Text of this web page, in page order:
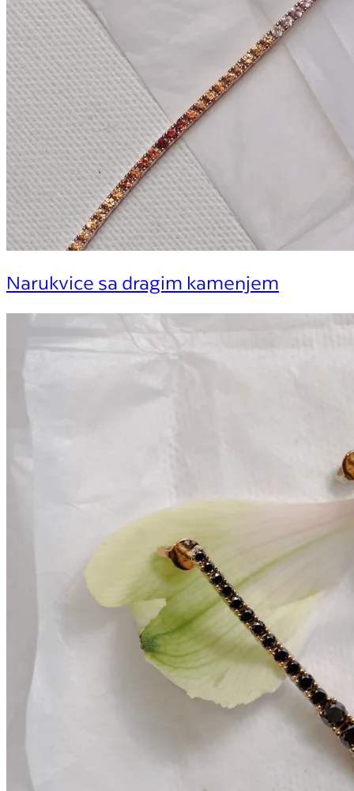
Narukvice sa dragim kamenjem